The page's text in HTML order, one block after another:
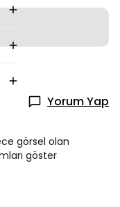
Yorum Yap
görsel olan
göster